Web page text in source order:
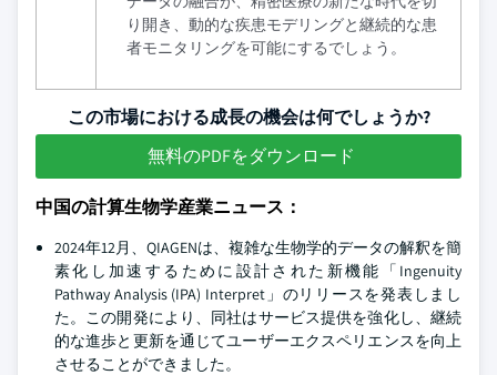
り開き、動的な疾患モデリングと継続的な患
者モニタリングを可能にするでしょう。
この市場における成長の機会は何でしょうか?
無料のPDFをダウンロード
中国の計算生物学産業ニュース：
2024年12月、QIAGENは、複雑な生物学的データの解釈を簡
素化し加速するために設計された新機能「Ingenuity
Pathway Analysis (IPA) Interpret」のリリースを発表しまし
た。この開発により、同社はサービス提供を強化し、継続
的な進歩と更新を通じてユーザーエクスペリエンスを向上
させることができました。